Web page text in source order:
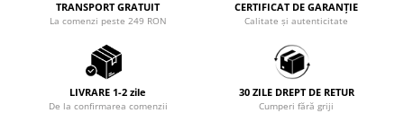
TRANSPORT GRATUIT
La comenzi peste 249 RON
CERTIFICAT DE GARANȚIE
Calitate și autenticitate
LIVRARE 1-2 zile
De la confirmarea comenzii
30 ZILE DREPT DE RETUR
Cumperi fără griji